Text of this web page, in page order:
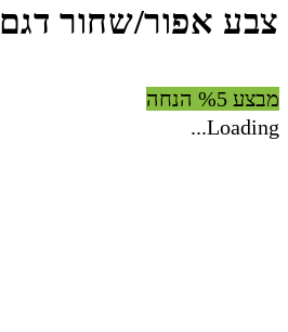
צבע אפור/שחור דגם 1219
מבצע %5 הנחה
Loading...